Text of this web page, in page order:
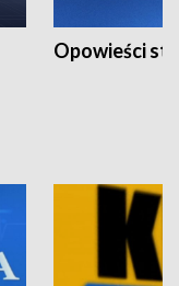
Opowieści